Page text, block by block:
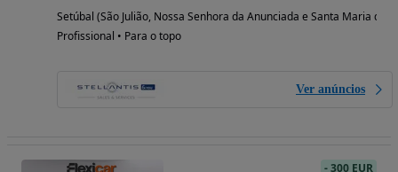
Setúbal (São Julião, Nossa Senhora da Anunciada e Santa Maria da
Profissional • Para o topo
Ver anúncios
-300 EUR